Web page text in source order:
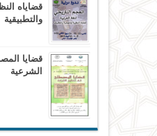
قضاياه
والتطبيقية
قضايا
الشرعية